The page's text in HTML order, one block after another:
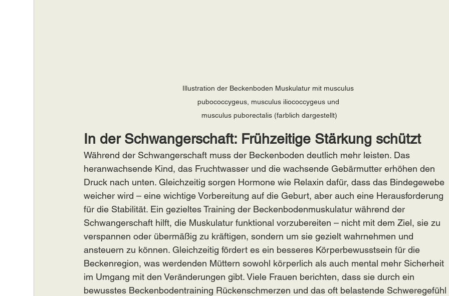
Illustration der Beckenboden Muskulatur mit musculus
pubococcygeus, musculus iliococcygeus und
musculus puborectalis (farblich dargestellt)
In der Schwangerschaft: Frühzeitige Stärkung schützt
Während der Schwangerschaft muss der Beckenboden deutlich mehr leisten. Das
heranwachsende Kind, das Fruchtwasser und die wachsende Gebärmutter erhöhen den
Druck nach unten. Gleichzeitig sorgen Hormone wie Relaxin dafür, dass das Bindegewebe
weicher wird – eine wichtige Vorbereitung auf die Geburt, aber auch eine Herausforderung
für die Stabilität. Ein gezieltes Training der Beckenbodenmuskulatur während der
Schwangerschaft hilft, die Muskulatur funktional vorzubereiten – nicht mit dem Ziel, sie zu
verspannen oder übermäßig zu kräftigen, sondern um sie gezielt wahrnehmen und
ansteuern zu können. Gleichzeitig fördert es ein besseres Körperbewusstsein für die
Beckenregion, was werdenden Müttern sowohl körperlich als auch mental mehr Sicherheit
im Umgang mit den Veränderungen gibt. Viele Frauen berichten, dass sie durch ein
bewusstes Beckenbodentraining Rückenschmerzen und das oft belastende Schweregefühl